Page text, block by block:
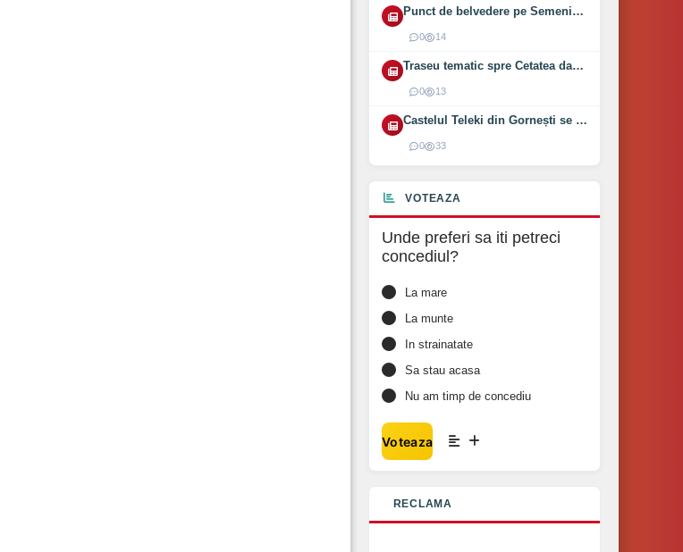
Punct de belvedere pe Semenic inaugurat pe 1 August 2026
0 14
Traseu tematic spre Cetatea dacică Bănița deschis (2026)
0 13
Castelul Teleki din Gornești se redeschide pe 1 august 2026
0 33
VOTEAZA
Unde preferi sa iti petreci
concediul?
La mare
La munte
In strainatate
Sa stau acasa
Nu am timp de concediu
Voteaza
RECLAMA